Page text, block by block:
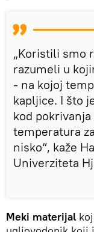
„Koristili smo
razumeli u
- na kojoj
kapljice. I što
kod
temperatura
nisko“, kaže
Univerziteta
Meki materijal